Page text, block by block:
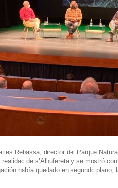
Rebassa, director del Parque
de s’Albufereta y se mostró
había quedado en segundo